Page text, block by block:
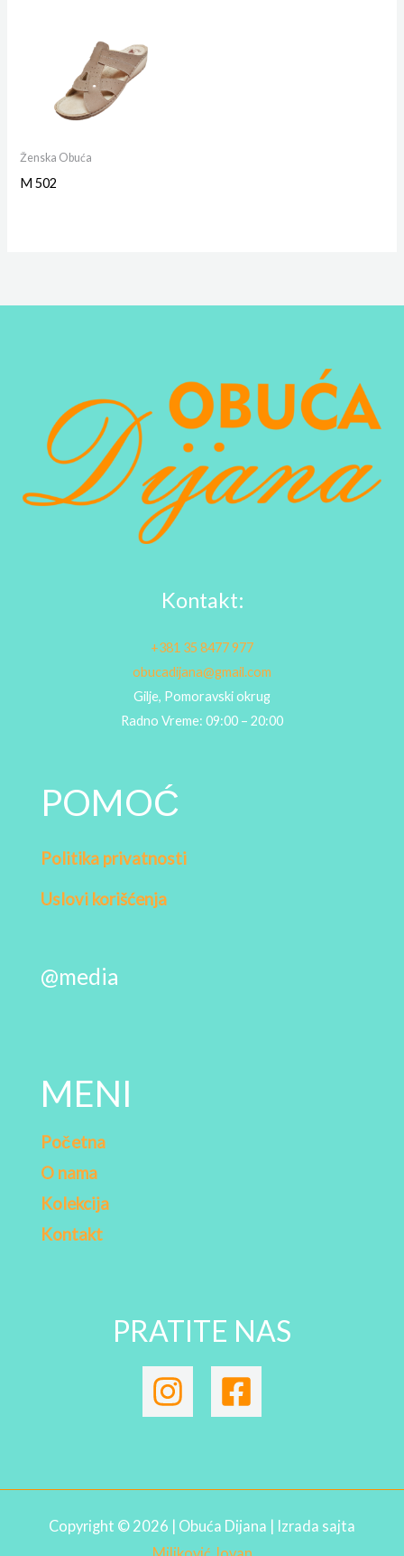
Ženska Obuća
M 502
Kontakt:
+381 35 8477 977
obucadijana@gmail.com
Gilje, Pomoravski okrug
Radno Vreme: 09:00 – 20:00
POMOĆ
Politika privatnosti
Uslovi korišćenja
@media
MENI
Početna
O nama
Kolekcija
Kontakt
PRATITE NAS
Copyright © 2026 | Obuća Dijana | Izrada sajta